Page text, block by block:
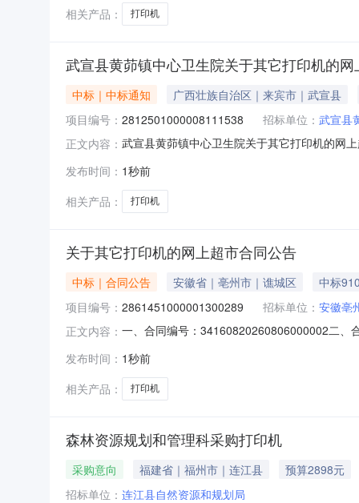
相关产品：
打印机
武宣县黄茆镇中心卫生院关于其它打印机的
中标｜中标通知 广西壮族自治区｜来宾市｜武宣县
项目编号： 2812501000008111538 招标单位： 武宣县
正文内容： 武宣县黄茆镇中心卫生院关于其它打印机的网
项目联系电话:/采购计划信息：序号采购计划
发布时间： 1秒前
相关产品：
打印机
关于其它打印机的网上超市合同公告
中标｜合同公告 安徽省｜亳州市｜谯城区
中标
项目编号： 2861451000001300289 招标单位： 安徽亳
正文内容： 一、合同编号：34160820260806000002二、
委员会网上超市项目五、合同主体采购人（
式：17855683812供应商（乙方）：亳州高新
发布时间： 1秒前
相关产品：
打印机
森林资源规划和管理科采购打印机
采购意向 福建省｜福州市｜连江县
预算2898元
招标单位： 连江县自然资源和规划局